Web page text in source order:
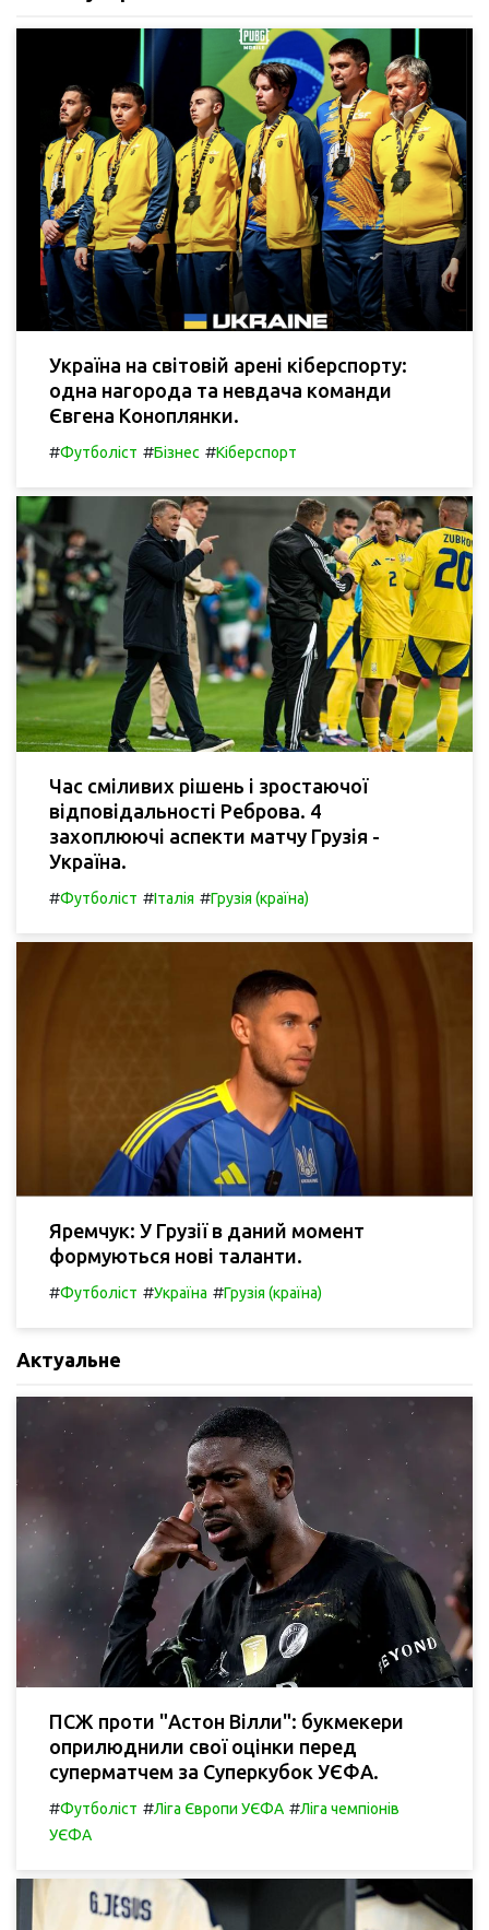
Україна на світовій арені кіберспорту:
одна нагорода та невдача команди
Євгена Коноплянки.
#Футболіст #Бізнес #Кіберспорт
Час сміливих рішень і зростаючої
відповідальності Реброва. 4
захоплюючі аспекти матчу Грузія -
Україна.
#Футболіст #Італія #Грузія (країна)
Яремчук: У Грузії в даний момент
формуються нові таланти.
#Футболіст #Україна #Грузія (країна)
Актуальне
ПСЖ проти "Астон Вілли": букмекери
оприлюднили свої оцінки перед
суперматчем за Суперкубок УЄФА.
#Футболіст #Ліга Європи УЄФА #Ліга чемпіонів
УЄФА